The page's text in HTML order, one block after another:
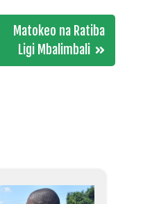
Matokeo na Ratiba
Ligi Mbalimbali